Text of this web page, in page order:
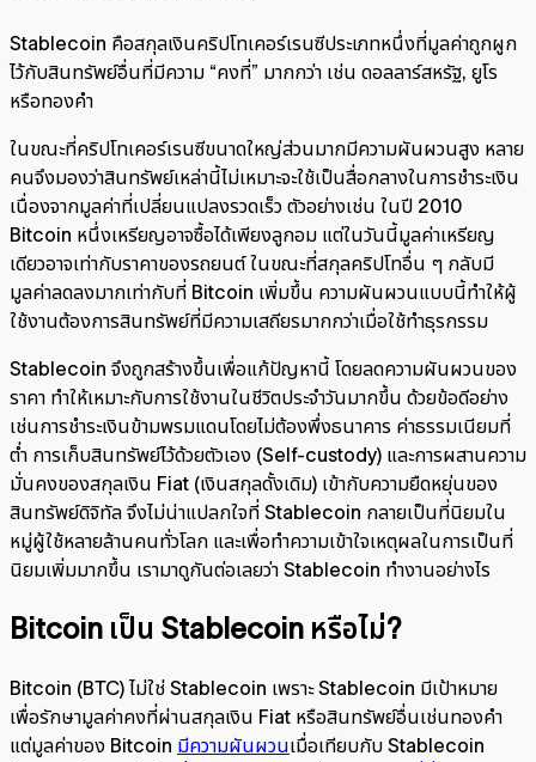
Stablecoin คือสกุลเงินคริปโทเคอร์เรนซีประเภทหนึ่งที่มูลค่าถูกผูก
ไว้กับสินทรัพย์อื่นที่มีความ “คงที่” มากกว่า เช่น ดอลลาร์สหรัฐ, ยูโร
หรือทองคำ
ในขณะที่คริปโทเคอร์เรนซีขนาดใหญ่ส่วนมากมีความผันผวนสูง หลาย
คนจึงมองว่าสินทรัพย์เหล่านี้ไม่เหมาะจะใช้เป็นสื่อกลางในการชำระเงิน
เนื่องจากมูลค่าที่เปลี่ยนแปลงรวดเร็ว ตัวอย่างเช่น ในปี 2010
Bitcoin หนึ่งเหรียญอาจซื้อได้เพียงลูกอม แต่ในวันนี้มูลค่าเหรียญ
เดียวอาจเท่ากับราคาของรถยนต์ ในขณะที่สกุลคริปโทอื่น ๆ กลับมี
มูลค่าลดลงมากเท่ากับที่ Bitcoin เพิ่มขึ้น ความผันผวนแบบนี้ทำให้ผู้
ใช้งานต้องการสินทรัพย์ที่มีความเสถียรมากกว่าเมื่อใช้ทำธุรกรรม
Stablecoin จึงถูกสร้างขึ้นเพื่อแก้ปัญหานี้ โดยลดความผันผวนของ
ราคา ทำให้เหมาะกับการใช้งานในชีวิตประจำวันมากขึ้น ด้วยข้อดีอย่าง
เช่นการชำระเงินข้ามพรมแดนโดยไม่ต้องพึ่งธนาคาร ค่าธรรมเนียมที่
ต่ำ การเก็บสินทรัพย์ไว้ด้วยตัวเอง (Self-custody) และการผสานความ
มั่นคงของสกุลเงิน Fiat (เงินสกุลดั้งเดิม) เข้ากับความยืดหยุ่นของ
สินทรัพย์ดิจิทัล จึงไม่น่าแปลกใจที่ Stablecoin กลายเป็นที่นิยมใน
หมู่ผู้ใช้หลายล้านคนทั่วโลก และเพื่อทำความเข้าใจเหตุผลในการเป็นที่
นิยมเพิ่มมากขึ้น เรามาดูกันต่อเลยว่า Stablecoin ทำงานอย่างไร
Bitcoin เป็น Stablecoin หรือไม่?
Bitcoin (BTC) ไม่ใช่ Stablecoin เพราะ Stablecoin มีเป้าหมาย
เพื่อรักษามูลค่าคงที่ผ่านสกุลเงิน Fiat หรือสินทรัพย์อื่นเช่นทองคำ
แต่มูลค่าของ Bitcoin มีความผันผวนเมื่อเทียบกับ Stablecoin